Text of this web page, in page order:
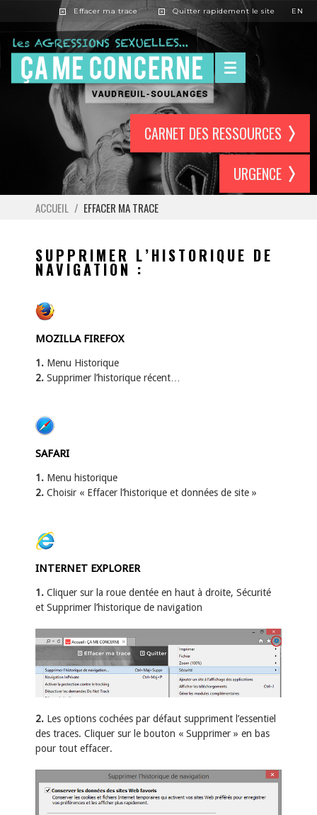
Quitter rapidement le site
Effacer ma trace EN
CARNET DES RESSOURCES
URGENCE
ACCUEIL / EFFACER MA TRACE
SUPPRIMER L’HISTORIQUE DE
NAVIGATION :
MOZILLA FIREFOX
1. Menu Historique
2. Supprimer l’historique récent…
SAFARI
1. Menu historique
2. Choisir « Effacer l’historique et données de site »
INTERNET EXPLORER
1. Cliquer sur la roue dentée en haut à droite, Sécurité
et Supprimer l’historique de navigation
2. Les options cochées par défaut suppriment l’essentiel
des traces. Cliquer sur le bouton « Supprimer » en bas
pour tout effacer.